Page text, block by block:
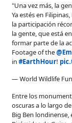
"Una vez más, la
Ya estés en
la participación
la gente, que está
formar parte de la
Footage of the
in#EarthHour!
— World Wildlife
Entre los
oscuras a lo largo
Big Ben